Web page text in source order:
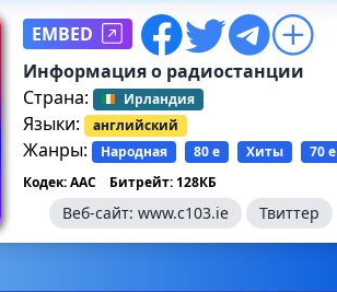
EMBED
Информация о радиостанции
Страна:
Ирландия
Языки: английский
Жанры: Народная 80 е Хиты 70 е
Кодек: AAC
Битрейт: 128КБ
Веб-сайт: www.c103.ie Твиттер